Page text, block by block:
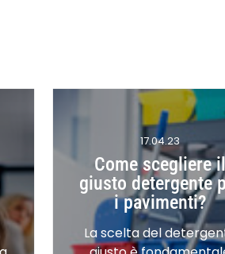
17.04.23
Come scegliere il
giusto detergente
i pavimenti?
La scelta del